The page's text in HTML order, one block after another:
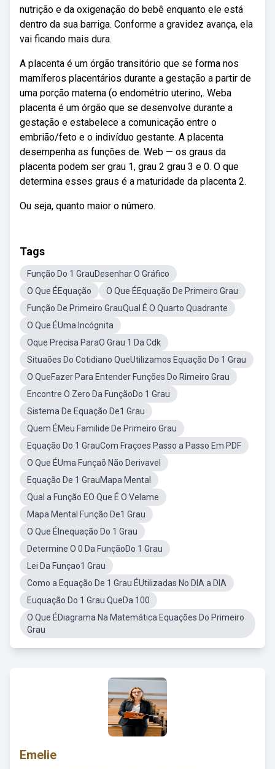
nutrição e da oxigenação do bebê enquanto ele está
dentro da sua barriga. Conforme a gravidez avança, ela
vai ficando mais dura.
A placenta é um órgão transitório que se forma nos
mamíferos placentários durante a gestação a partir de
uma porção materna (o endométrio uterino,. Weba
placenta é um órgão que se desenvolve durante a
gestação e estabelece a comunicação entre o
embrião/feto e o indivíduo gestante. A placenta
desempenha as funções de. Web — os graus da
placenta podem ser grau 1, grau 2 grau 3 e 0. O que
determina esses graus é a maturidade da placenta 2.
Ou seja, quanto maior o número.
Tags
Função Do 1 GrauDesenhar O Gráfico
O Que ÉEquação
O Que ÉEquação De Primeiro Grau
Função De Primeiro GrauQual É O Quarto Quadrante
O Que ÉUma Incógnita
Oque Precisa ParaO Grau 1 Da Cdk
Situaões Do Cotidiano QueUtilizamos Equação Do 1 Grau
O QueFazer Para Entender Funções Do Rimeiro Grau
Encontre O Zero Da FunçãoDo 1 Grau
Sistema De Equação De1 Grau
Quem ÉMeu Familide De Primeiro Grau
Equação Do 1 GrauCom Fraçoes Passo a Passo Em PDF
O Que ÉUma Funçaõ Não Derivavel
Equação De 1 GrauMapa Mental
Qual a Função EO Que É O Velame
Mapa Mental Função De1 Grau
O Que ÉInequação Do 1 Grau
Determine O 0 Da FunçãoDo 1 Grau
Lei Da Funçao1 Grau
Como a Equação De 1 Grau ÉUtilizadas No DIA a DIA
Euquação Do 1 Grau QueDa 100
O Que ÉDiagrama Na Matemática Equações Do Primeiro
Grau
Emelie